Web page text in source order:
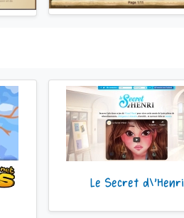
Le Secret d\'Henri